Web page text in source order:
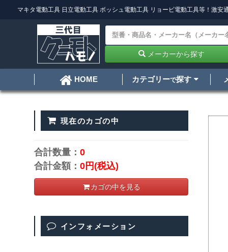
マキタ電動工具 日立電動工具 ボッシュ電動工具 リョービ電動工具等！激安
メーカーから探す
HOME カテゴリーで探す
現在のカゴの中
合計数量：0
合計金額：0円(税込)
カゴの中を見る
インフォメーション